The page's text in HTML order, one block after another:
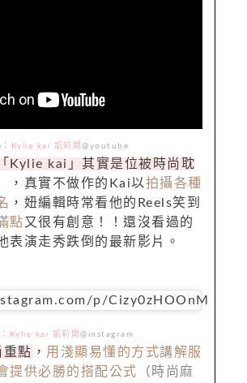
Kylie kai 凱莉開 @youtube
Kylie kai 」其實是位被時尚耽
，真實不做作的Kai以拍攝各種
，妞編輯時常看他的 Reels笑到
點 又很有創意！！還沒看過的
表演走秀跌倒的最新影片。
p/Cizy0zHOOnM
Kylie kai 凱莉開@instagram
重點 ， 用淺顯易懂的方式講解服
提供必勝的搭配公式 （時尚麻